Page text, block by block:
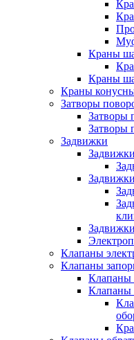
Краны
Краны
Краны
Затворы
Затворы
Затворы
Задвижки
Клапаны
Клапаны
Клапаны
Клапаны